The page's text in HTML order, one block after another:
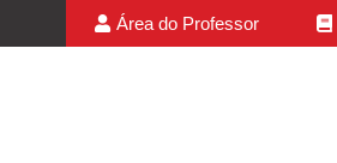
Área do Professor